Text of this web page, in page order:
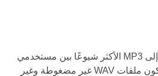
تعتبر عمليات تحويل WAV إلى MP3 الأكثر شيوعًا بين مستخدمي
الأجهزة المحمولة والبث. تكون ملفات WAV غير مضغوطة وغير